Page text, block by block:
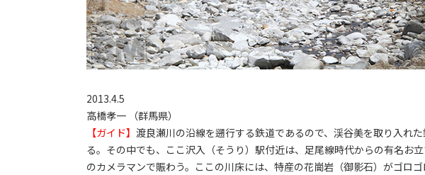
2013.4.5
高橋孝一 （群馬県）
【ガイド】 渡良瀬川の沿線を遡行する鉄道であるので、渓谷美を取り入れ
る。その中でも、ここ沢入（そうり）駅付近は、足尾線時代からの有名お
のカメラマンで賑わう。ここの川床には、特産の花崗岩（御影石）がゴロ